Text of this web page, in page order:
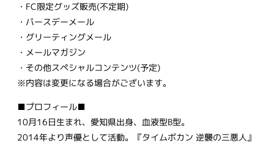
・FC限定グッズ販売(不定期)
・バースデーメール
・グリーティングメール
・メールマガジン
・その他スペシャルコンテンツ(予定)
※内容は変更になる場合がございます。
■プロフィール■
10月16日生まれ、愛知県出身、血液型B型。
2014年より声優として活動。『タイムボカン 逆襲の三悪人』